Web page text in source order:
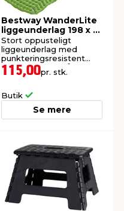
Bestway WanderLite
liggeunderlag 198 x 71
x 6,5 cm
Stort oppusteligt
liggeunderlag med
punkteringsresistent
overflade og skrå
luftlommer for øget
115,00pr. stk.
Butik
Se mere